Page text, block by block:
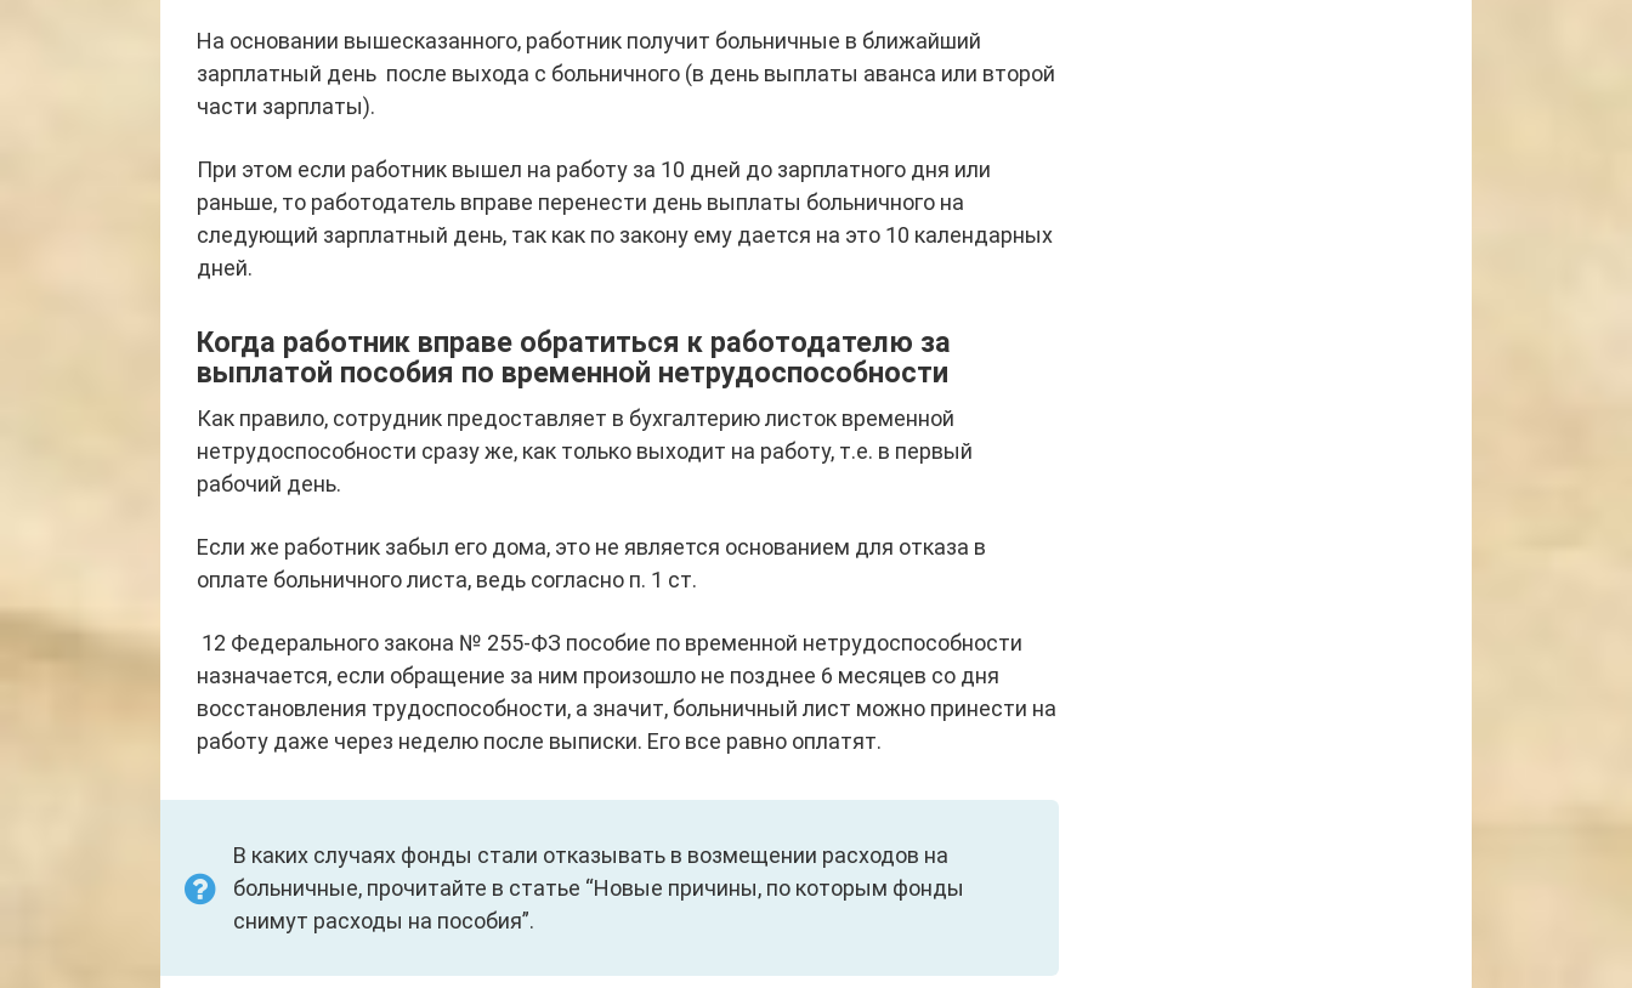
На основании вышесказанного, работник получит больничные в ближайший
зарплатный день после выхода с больничного (в день выплаты аванса или второй
части зарплаты).
При этом если работник вышел на работу за 10 дней до зарплатного дня или
раньше, то работодатель вправе перенести день выплаты больничного на
следующий зарплатный день, так как по закону ему дается на это 10 календарных
дней.
Когда работник вправе обратиться к работодателю за
выплатой пособия по временной нетрудоспособности
Как правило, сотрудник предоставляет в бухгалтерию листок временной
нетрудоспособности сразу же, как только выходит на работу, т.е. в первый
рабочий день.
Если же работник забыл его дома, это не является основанием для отказа в
оплате больничного листа, ведь согласно п. 1 ст.
12 Федерального закона № 255-ФЗ пособие по временной нетрудоспособности
назначается, если обращение за ним произошло не позднее 6 месяцев со дня
восстановления трудоспособности, а значит, больничный лист можно принести на
работу даже через неделю после выписки. Его все равно оплатят.
В каких случаях фонды стали отказывать в возмещении расходов на
больничные, прочитайте в статье “Новые причины, по которым фонды
снимут расходы на пособия”.